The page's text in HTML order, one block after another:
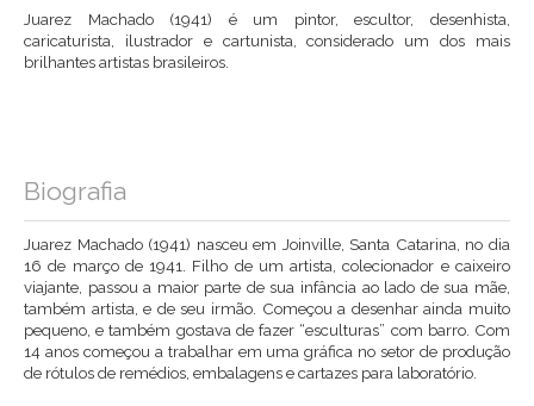
Juarez Machado (1941) é um pintor, escultor, desenhista,
caricaturista, ilustrador e cartunista, considerado um dos mais
brilhantes artistas brasileiros.
Biografia
Juarez Machado (1941) nasceu em Joinville, Santa Catarina, no dia
16 de março de 1941. Filho de um artista, colecionador e caixeiro
viajante, passou a maior parte de sua infância ao lado de sua mãe,
também artista, e de seu irmão. Começou a desenhar ainda muito
pequeno, e também gostava de fazer “esculturas” com barro. Com
14 anos começou a trabalhar em uma gráfica no setor de produção
de rótulos de remédios, embalagens e cartazes para laboratório.